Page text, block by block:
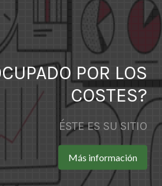
POR LOS
COSTES?
ÉSTE ES SU SITIO
Más información